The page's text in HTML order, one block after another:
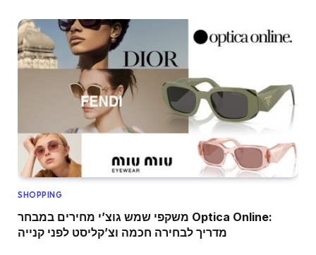
SHOPPING
משקפי שמש גוצ’י מחירים במבחר Optica Online:
מדריך לבחירה חכמה וצ’קליסט לפני קנייה